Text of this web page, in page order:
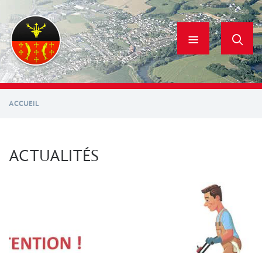
contenu
principal
ACCUEIL
ACTUALITÉS